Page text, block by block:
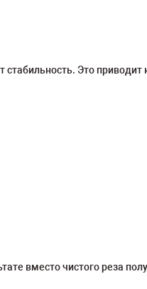
Это приводит
вместо чистого реза